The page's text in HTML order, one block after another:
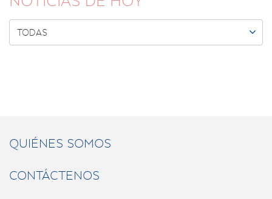
TODAS 
QUIÉNES SOMOS
CONTÁCTENOS